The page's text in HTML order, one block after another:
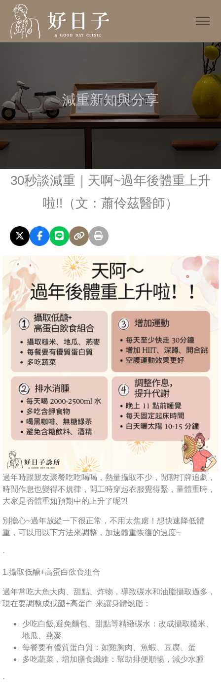
減重新知與分享
30秒談減重｜天啊~過年後體重上升
啦!!（文：蕭伶茲醫師）
過年時跟親友聚餐吃吃喝喝，熱量攝取不少，閒聊打牌追劇，
時間作息也變得不規律，開工時穿起衣服覺得緊，量體重時，
大家是否體重如預期中的上升了呢?!
別擔心~過年放縱一下很正常，不用太焦慮！想快速降低體
重，可以用以下方法來調整，加速體重恢復的速度~
·
1.攝取低醣+高蛋白飲食組合
過年常吃大魚大肉、甜點、炸物，導致碳水和油脂攝取過多，
現在要調整成低醣+高蛋白 來讓身體燃脂：
少吃白飯,避免麵包、甜點等精緻碳水：改成攝取糙米、
地瓜、燕麥
每餐要有優質蛋白質：如雞胸肉、魚蝦、豆腐、蛋
多吃蔬菜，增加膳食纖維：幫助排便順暢，減少水腫
·